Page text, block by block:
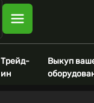
Трейд-
ин
Выкуп